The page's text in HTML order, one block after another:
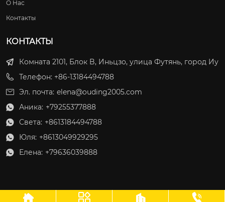
О Нас
Контакты
КОНТАКТЫ
Комната 2101, Блок B, Иньцзо, улица Футянь, город Иу
Телефон: +86-13184494788
Эл. почта: elena@ouding2005.com
 Аника: +79255377888
 Света: +8613184494788
 Юля: +8613049929295
 Елена: +79636039888
   